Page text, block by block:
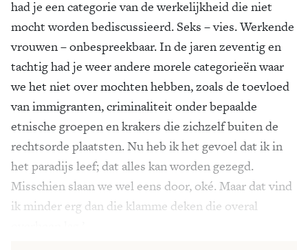
had je een categorie van de werkelijkheid die niet
mocht worden bediscussieerd. Seks – vies. Werkende
vrouwen – onbespreekbaar. In de jaren zeventig en
tachtig had je weer andere morele categorieën waar
we het niet over mochten hebben, zoals de toevloed
van immigranten, criminaliteit onder bepaalde
etnische groepen en krakers die zichzelf buiten de
rechtsorde plaatsten. Nu heb ik het gevoel dat ik in
het paradijs leef; dat alles kan worden gezegd.
Misschien slaan we wel eens door, oké. Maar dat vind
ik minder erg dan die klamme deken die overal